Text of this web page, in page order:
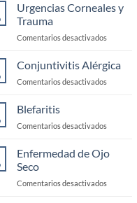
Urgencias Corneales y
Trauma
Comentarios desactivadosen
Corneales
y
Trauma
Conjuntivitis Alérgica
Comentarios desactivadosen
Blefaritis
Comentarios desactivadosen
Enfermedad de Ojo
Seco
Comentarios desactivadosen